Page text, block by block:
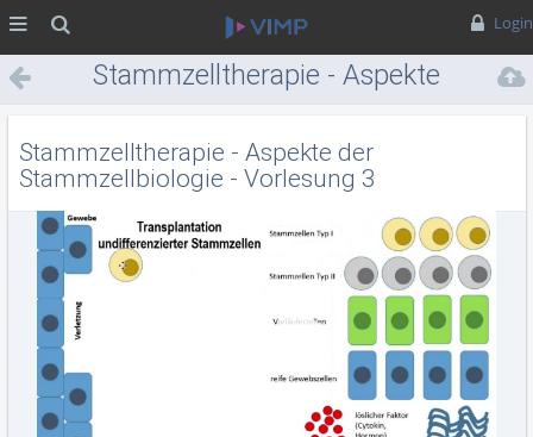
Login
Stammzelltherapie - Aspekte
der Stammzellbiologie -
Vorlesung 3
Stammzelltherapie - Aspekte der
Stammzellbiologie - Vorlesung 3